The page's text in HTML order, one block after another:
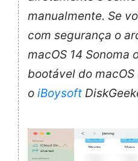
manualmente. Se
com segurança o
macOS 14 Sonoma
bootável do
o iBoysoft